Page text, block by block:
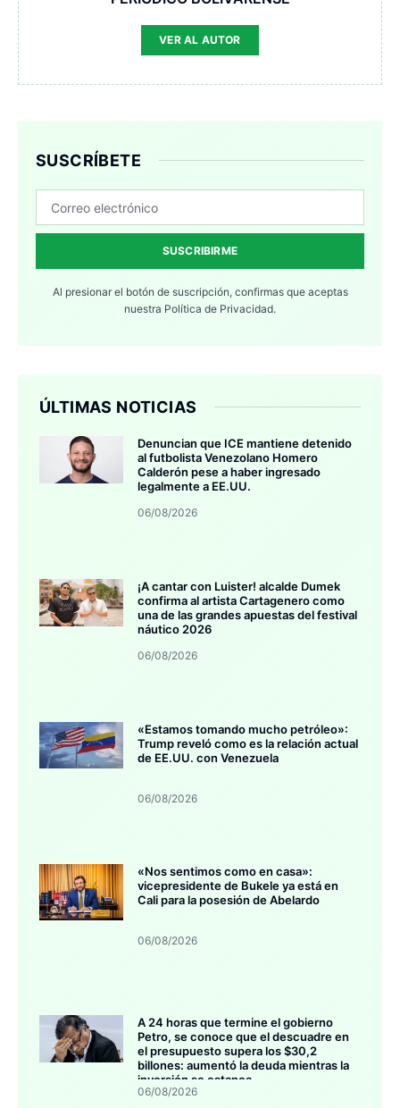
VER AL AUTOR
SUSCRÍBETE
SUSCRIBIRME
Al presionar el botón de suscripción, confirmas que aceptas
nuestra Política de Privacidad.
ÚLTIMAS NOTICIAS
Denuncian que ICE mantiene detenido
al futbolista Venezolano Homero
Calderón pese a haber ingresado
legalmente a EE.UU.
06/08/2026
¡A cantar con Luister! alcalde Dumek
confirma al artista Cartagenero como
una de las grandes apuestas del festival
náutico 2026
06/08/2026
«Estamos tomando mucho petróleo»:
Trump reveló como es la relación actual
de EE.UU. con Venezuela
06/08/2026
«Nos sentimos como en casa»:
vicepresidente de Bukele ya está en
Cali para la posesión de Abelardo
06/08/2026
A 24 horas que termine el gobierno
Petro, se conoce que el descuadre en
el presupuesto supera los $30,2
billones: aumentó la deuda mientras la
inversión se estanca
06/08/2026